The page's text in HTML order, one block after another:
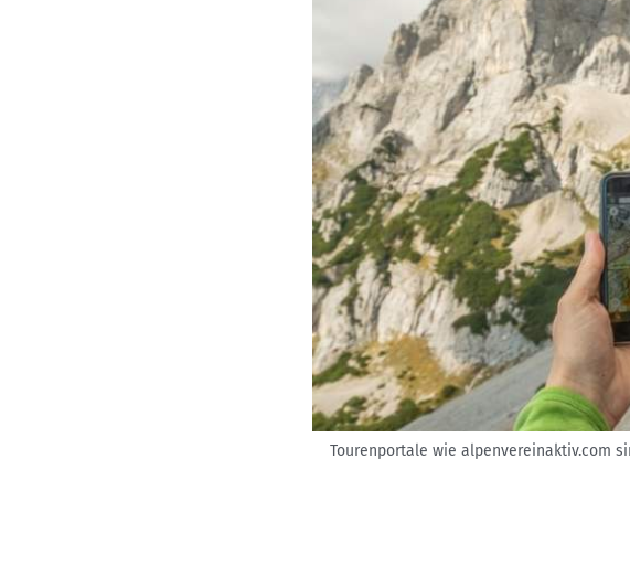
Tourenportale wie alpenvereinaktiv.com